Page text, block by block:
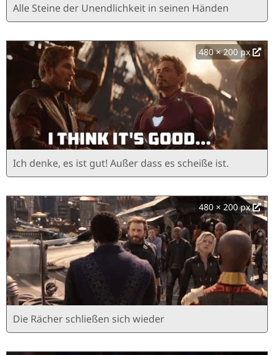
Alle Steine ​​der Unendlichkeit in seinen Händen
480 × 200 px
Ich denke, es ist gut! Außer dass es scheiße ist.
480 × 200 px
Die Rächer schließen sich wieder